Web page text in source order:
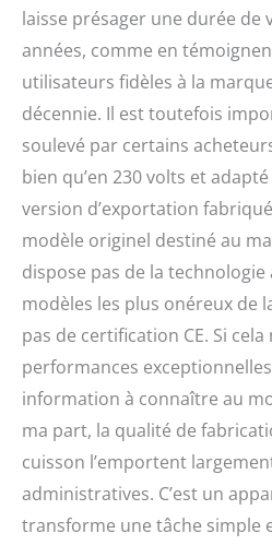
laisse présager une durée de
années, comme en
utilisateurs fidèles à la
décennie. Il est toutefois
soulevé par certains
bien qu’en 230 volts et
version d’exportation
modèle originel destiné au
dispose pas de la
modèles les plus onéreux de
pas de certification CE. Si cela
performances
information à connaître au
ma part, la qualité de
cuisson l’emportent
administratives. C’est un
transforme une tâche simple